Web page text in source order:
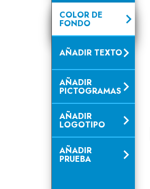
COLOR DE
FONDO
AÑADIR TEXTO
AÑADIR
PICTOGRAMAS
AÑADIR
LOGOTIPO
AÑADIR
PRUEBA